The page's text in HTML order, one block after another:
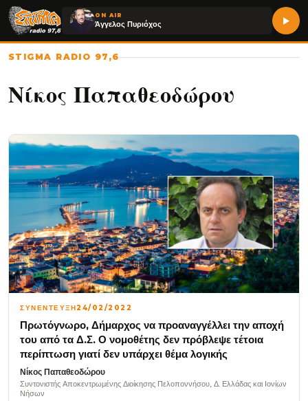
ON AIR
Άγγελος Πυριόχος
STIGMA RADIO 97,6
Νίκος Παπαθεοδώρου
ΣΥΝΕΝΤΕΥΞΗ24/02/2022
Πρωτόγνωρο, Δήμαρχος να προαναγγέλλει την αποχή
του από τα Δ.Σ. Ο νομοθέτης δεν πρόβλεψε τέτοια
περίπτωση γιατί δεν υπάρχει θέμα λογικής
Νίκος Παπαθεοδώρου
Συντονιστής Αποκεντρωμένης Διοίκησης Πελοποννήσου, Δ. Ελλάδας και Ιονίων
Νήσων